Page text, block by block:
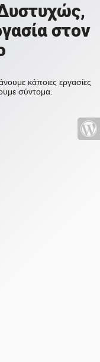
στον
κάποιες εργασίες
σύντομα.